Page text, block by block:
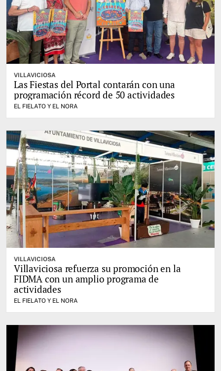
VILLAVICIOSA
Las Fiestas del Portal contarán con una
programación récord de 50 actividades
EL FIELATO Y EL NORA
VILLAVICIOSA
Villaviciosa refuerza su promoción en la
FIDMA con un amplio programa de
actividades
EL FIELATO Y EL NORA